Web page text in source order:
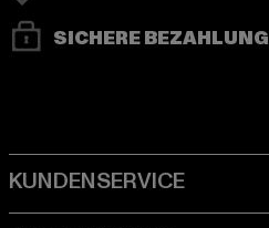
SICHERE BEZAHLUNG